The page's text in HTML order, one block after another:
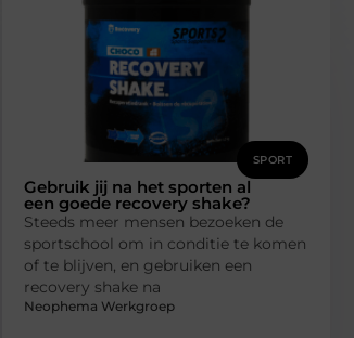
SPORT
Gebruik jij na het sporten al
een goede recovery shake?
Steeds meer mensen bezoeken de
sportschool om in conditie te komen
of te blijven, en gebruiken een
recovery shake na
Neophema Werkgroep